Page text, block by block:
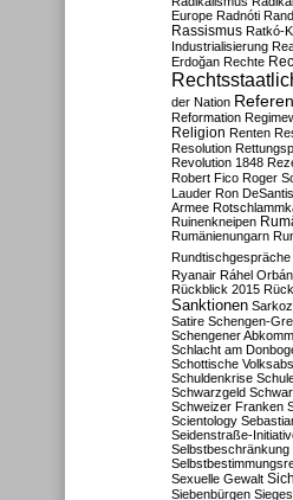
Europe Radnóti
Rassismus Ratkó-
Industrialisierung
Erdoğan Rechte
der Nation
Reformation
Religion Renten
Resolution
Revolution 1848
Robert Fico Roger
Lauder Ron DeSantis
Armee
Ruinenkneipen
Rumänienungarn
Rundtischgespräche
Ryanair Ráhel Orbán
Rückblick 2015
Sanktionen
Satire Schengen-
Schengener
Schlacht am
Schottische
Schuldenkrise
Schwarzgeld
Schweizer Franken
Scientology
Seidenstraße-
Selbstbeschränkung
Sexuelle Gewalt
Siebenbürgen